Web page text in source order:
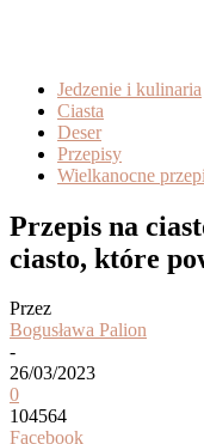
Jedzenie i kulinaria
Ciasta
Deser
Przepisy
Wielkanocne
Przepis na
ciasto, które
Przez
Bogusława Palion
-
26/03/2023
0
104564
Facebook